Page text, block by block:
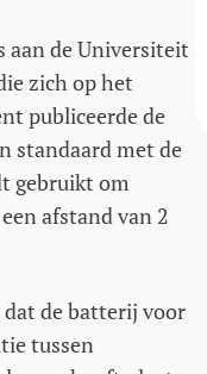
aan de Universiteit
zich op het
publiceerde de
standaard met de
gebruikt om
afstand van 2
dat de batterij voor
tussen